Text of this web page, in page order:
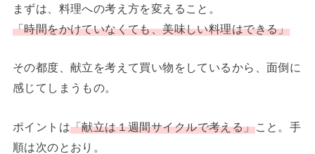
まずは、料理への考え方を変えること。
「時間をかけていなくても、美味しい料理はできる」
その都度、献立を考えて買い物をしているから、面倒に
感じてしまうもの。
ポイントは「献立は１週間サイクルで考える」こと。手
順は次のとおり。